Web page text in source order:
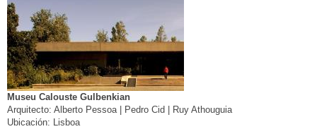
Museu Calouste Gulbenkian
Arquitecto: Alberto Pessoa | Pedro Cid | Ruy Athouguia
Ubicación: Lisboa